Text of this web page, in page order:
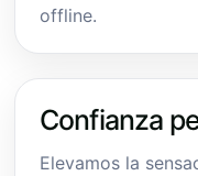
offline.
Confianza
Elevamos la